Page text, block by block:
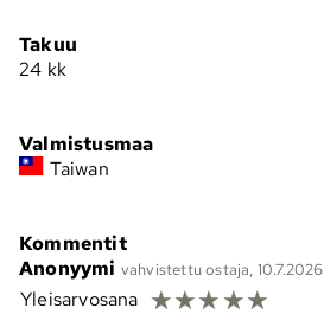
Takuu
24 kk
Valmistusmaa
Taiwan
Kommentit
Anonyymi vahvistettu ostaja, 10.7.2026
Yleisarvosana ☆☆☆☆☆